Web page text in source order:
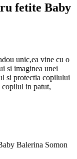
fetite Baby
unic,ea vine cu o
si imaginea unei
si protectia copilului
copilul in patut,
Balerina Somon